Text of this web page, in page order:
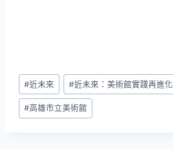
Post
Tags:
#近未來 #近未來：美術館實踐再進化
#高雄市立美術館